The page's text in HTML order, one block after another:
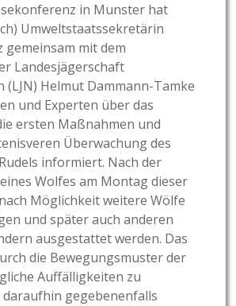
in Munster hat
Umweltstaatssekretärin
mit dem
Landesjägerschaft
(LJN) Helmut Dammann-Tamke
und Experten über das
ersten Maßnahmen und
Überwachung des
informiert. Nach der
Wolfes am Montag dieser
Möglichkeit weitere Wölfe
und später auch anderen
ausgestattet werden. Das
die Bewegungsmuster der
Auffälligkeiten zu
gegebenenfalls